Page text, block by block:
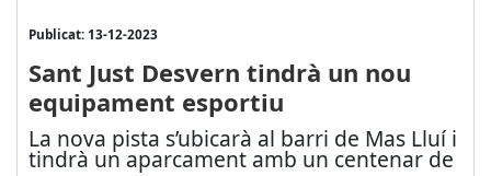
Publicat: 13-12-2023
Sant Just Desvern tindrà un nou
equipament esportiu
La nova pista s’ubicarà al barri de Mas Lluí i
tindrà un aparcament amb un centenar de